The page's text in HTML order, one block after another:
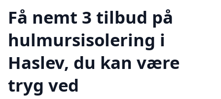
Få nemt 3 tilbud på
hulmursisolering i
Haslev, du kan være
tryg ved